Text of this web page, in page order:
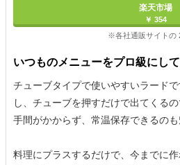
楽天市場
￥ 354
※各社通販サイトの
いつものメニューをプロ級にし
チューブタイプで使いやすいラード
し、チューブを押すだけで出てくる
手間がかからず、常温保存できるのも
料理にプラスするだけで、今までに